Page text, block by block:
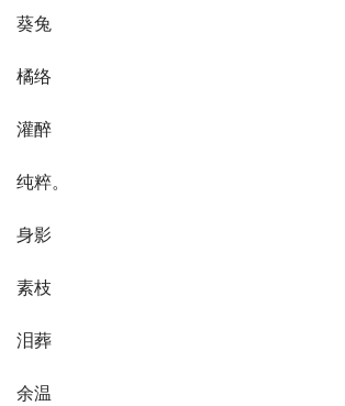
葵兔
橘络
灌醉
纯粹。
身影
素枝
泪葬
余温